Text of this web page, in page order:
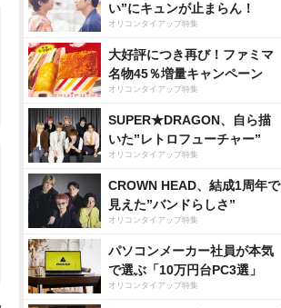
い”にキュンが止まらん！
オリコンタイアップ特集
大好評につき再び！ファミマ
名物45％増量キャンペーン
オリコンタイアップ特集
SUPER★DRAGON、自ら描
いた”レトロフューチャー”
オリコンタイアップ特集
CROWN HEAD、結成1周年で
見えた”バンドらしさ”
オリコンタイアップ特集
パソコンメーカー社員が本気
で選ぶ「10万円台PC3選」
オリコンタイアップ特集